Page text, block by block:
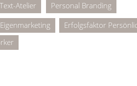
Atelier
Personal Branding
Eigenmarketing
Erfolgsfaktor